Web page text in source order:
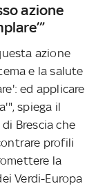
azione
azione
e la salute
ed applicare
spiega il
Brescia che
profili
la
Verdi-Europa